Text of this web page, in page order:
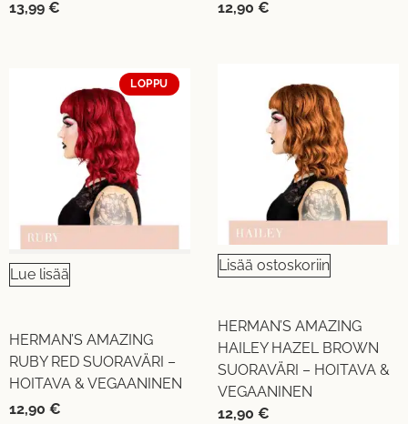
13,99 € 12,90 €
LOPPU
Lue lisää
HERMAN’S AMAZING
RUBY RED SUORAVÄRI –
HOITAVA & VEGAANINEN
12,90 €
Lisää ostoskoriin
HERMAN’S AMAZING
HAILEY HAZEL BROWN
SUORAVÄRI – HOITAVA &
VEGAANINEN
12,90 €